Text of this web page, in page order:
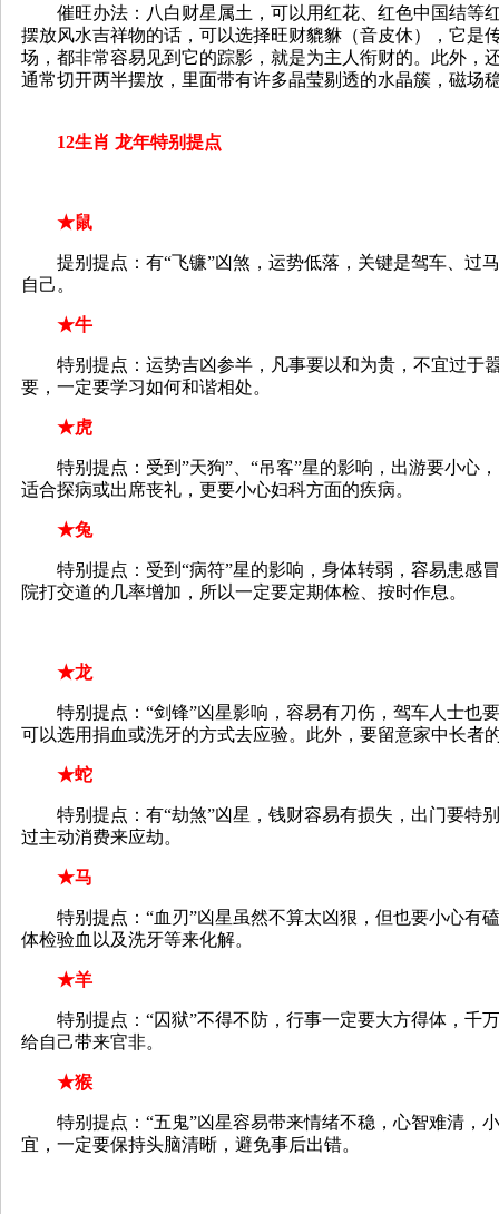
催旺办法：八白财星属土，可以用红花、红色中国结等
摆放风水吉祥物的话，可以选择旺财貔貅（音皮休），它是
场，都非常容易见到它的踪影，就是为主人衔财的。此外，
通常切开两半摆放，里面带有许多晶莹剔透的水晶簇，磁场
12生肖 龙年特别提点
★鼠
提别提点：有“飞镰”凶煞，运势低落，关键是驾车、过
自己。
★牛
特别提点：运势吉凶参半，凡事要以和为贵，不宜过于
要，一定要学习如何和谐相处。
★虎
特别提点：受到”天狗”、“吊客”星的影响，出游要小心
适合探病或出席丧礼，更要小心妇科方面的疾病。
★兔
特别提点：受到“病符”星的影响，身体转弱，容易患感
院打交道的几率增加，所以一定要定期体检、按时作息。
★龙
特别提点：“剑锋”凶星影响，容易有刀伤，驾车人士也
可以选用捐血或洗牙的方式去应验。此外，要留意家中长者
★蛇
特别提点：有“劫煞”凶星，钱财容易有损失，出门要特
过主动消费来应劫。
★马
特别提点：“血刃”凶星虽然不算太凶狠，但也要小心有
体检验血以及洗牙等来化解。
★羊
特别提点：“囚狱”不得不防，行事一定要大方得体，千
给自己带来官非。
★猴
特别提点：“五鬼”凶星容易带来情绪不稳，心智难清，
宜，一定要保持头脑清晰，避免事后出错。